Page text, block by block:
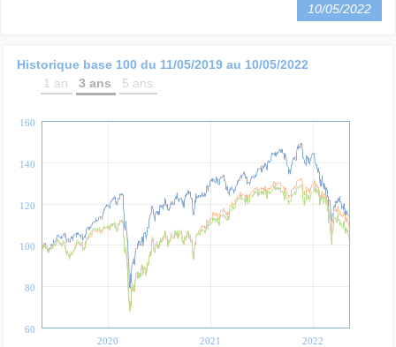
10/05/2022
Historique base 100 du 11/05/2019 au 10/05/2022
1 an
3 ans 5 ans
2020 2021 2022
60
80
100
120
140
160